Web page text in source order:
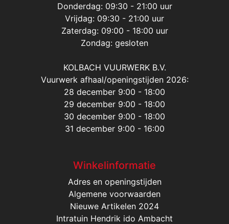
Donderdag: 09:30 - 21:00 uur
Vrijdag: 09:30 - 21:00 uur
Zaterdag: 09:00 - 18:00 uur
Zondag: gesloten
KOLBACH VUURWERK B.V.
Vuurwerk afhaal/openingstijden 2026:
28 december 9:00 - 18:00
29 december 9:00 - 18:00
30 december 9:00 - 18:00
31 december 9:00 - 16:00
Winkelinformatie
Adres en openingstijden
Algemene voorwaarden
Nieuwe Artikelen 2024
Intratuin Hendrik ido Ambacht